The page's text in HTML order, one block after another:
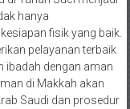
hanya
fisik yang baik.
pelayanan terbaik
ibadah dengan aman
di Makkah akan
Saudi dan prosedur